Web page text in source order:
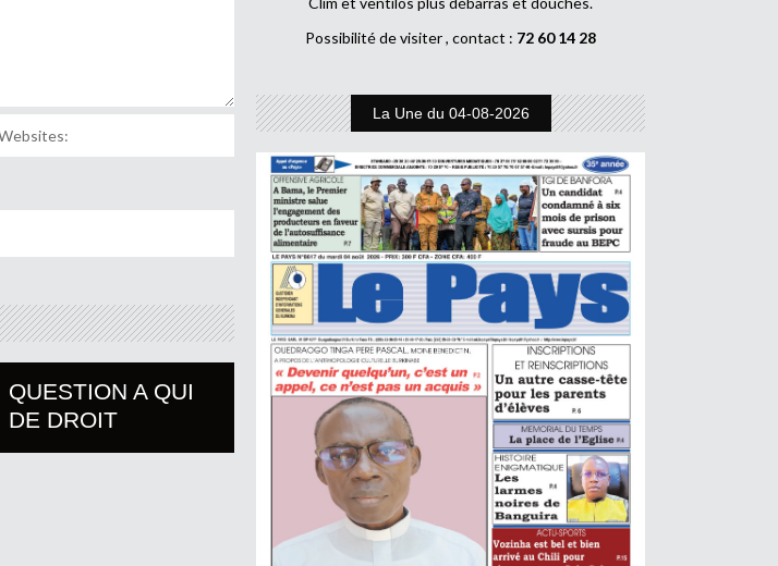
QUESTION A QUI
DE DROIT
Possibilité de visiter , contact : 72 60 14 28
La Une du 04-08-2026